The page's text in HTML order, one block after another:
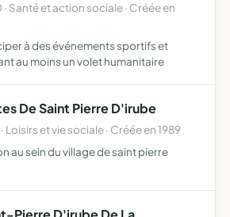
Santé et action sociale · Créée en
à des événements sportifs et
au moins un volet humanitaire
De Saint Pierre D'irube
Loisirs et vie sociale · Créée en 1989
au sein du village de saint pierre